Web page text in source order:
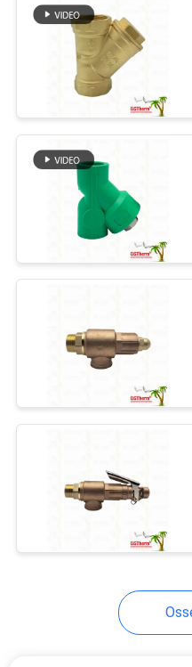
Valvola
PPR
plastica
tubatura